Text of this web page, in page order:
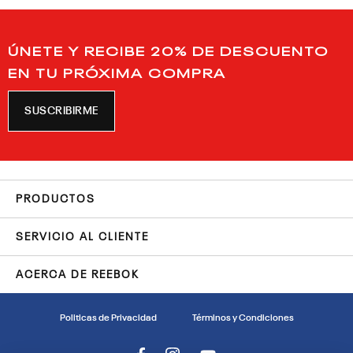
ÚNETE Y RECIBE 20% DE DESCUENTO
EN TU PRÓXIMA COMPRA
SUSCRIBIRME
PRODUCTOS
SERVICIO AL CLIENTE
ACERCA DE REEBOK
Politicas de Privacidad Términos y Condiciones